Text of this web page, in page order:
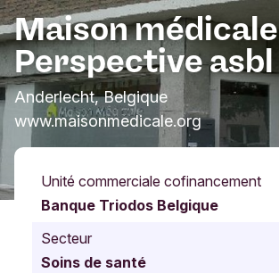
Maison médicale
Perspective asbl
Anderlecht, Belgique
www.maisonmedicale.org
Unité commerciale cofinancement
Banque Triodos Belgique
Secteur
Soins de santé